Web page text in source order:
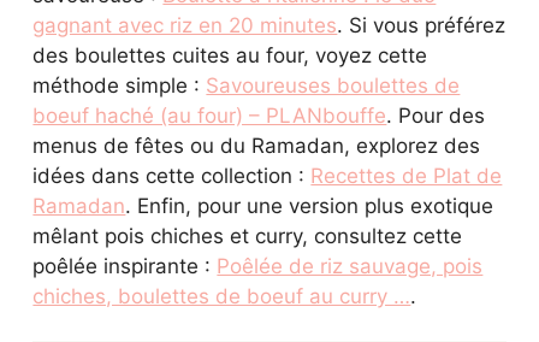
menus de fêtes ou du Ramadan, explorez des
idées dans cette collection : Recettes de Plat de
Ramadan . Enfin, pour une version plus exotique
mêlant pois chiches et curry, consultez cette
poêlée inspirante : Poêlée de riz sauvage, pois
chiches, boulettes de boeuf au curry ….
Riz aux